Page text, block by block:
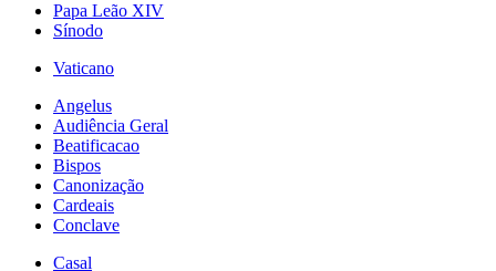
Papa Leão XIV
Sínodo
Vaticano
Angelus
Audiência Geral
Beatificacao
Bispos
Canonização
Cardeais
Conclave
Casal